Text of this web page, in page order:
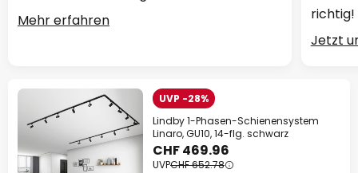
Mehr erfahren
richtig!
Jetzt
UVP -28%
Lindby 1-Phasen-Schienensystem
Linaro, GU10, 14-flg. schwarz
CHF 469.96
UVPCHF 652.78